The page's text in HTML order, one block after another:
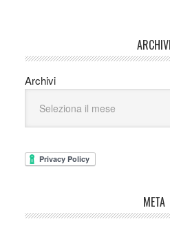
ARCHIVI
Archivi
META